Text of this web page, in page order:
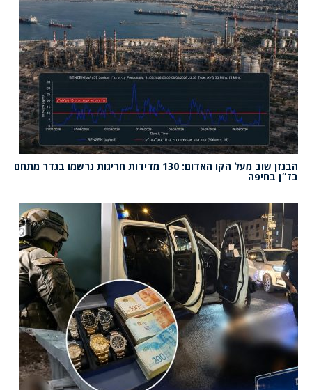
הבנזן שוב מעל הקו האדום: 130 מדידות חריגות נרשמו בגדר מתחם
בז״ן בחיפה